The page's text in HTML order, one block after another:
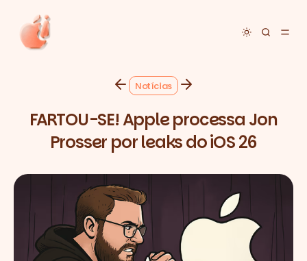
Toggle
Notícias
FARTOU-SE! Apple processa Jon
Prosser por leaks do iOS 26